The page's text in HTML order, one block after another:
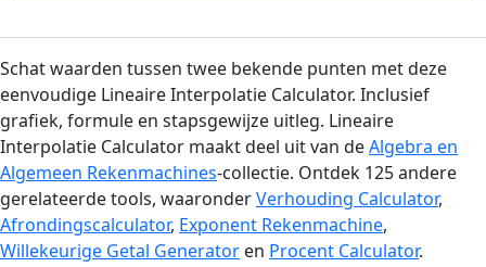
Schat waarden tussen twee bekende punten met deze
eenvoudige Lineaire Interpolatie Calculator. Inclusief
grafiek, formule en stapsgewijze uitleg. Lineaire
Interpolatie Calculator maakt deel uit van deAlgebra en
Algemeen Rekenmachines-collectie. Ontdek 125 andere
gerelateerde tools, waaronderVerhouding Calculator,
Afrondingscalculator, Exponent Rekenmachine,
Willekeurige Getal Generator en Procent Calculator.